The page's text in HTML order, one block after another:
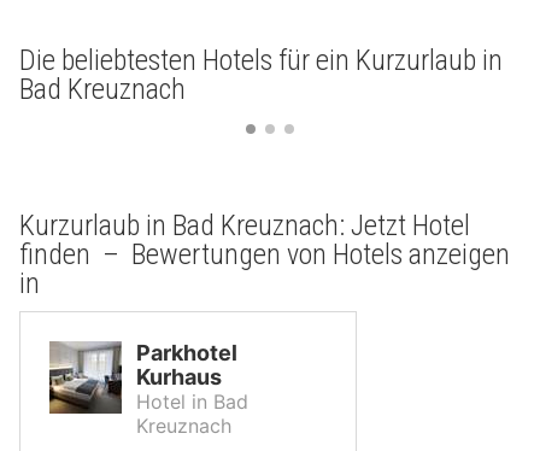
Die beliebtesten Hotels für ein Kurzurlaub in
Bad Kreuznach
Kurzurlaub in Bad Kreuznach: Jetzt Hotel
finden – Bewertungen von Hotels anzeigen
in
Parkhotel
Kurhaus
Hotel in Bad
Kreuznach